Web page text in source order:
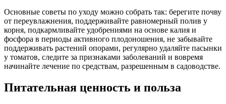
Основные советы по уходу можно собрать так: берегите почву
от переувлажнения, поддерживайте равномерный полив у
корня, подкармливайте удобрениями на основе калия и
фосфора в периоды активного плодоношения, не забывайте
поддерживать растений опорами, регулярно удаляйте пасынки
у томатов, следите за признаками заболеваний и вовремя
начинайте лечение по средствам, разрешенным в садоводстве.
Питательная ценность и польза